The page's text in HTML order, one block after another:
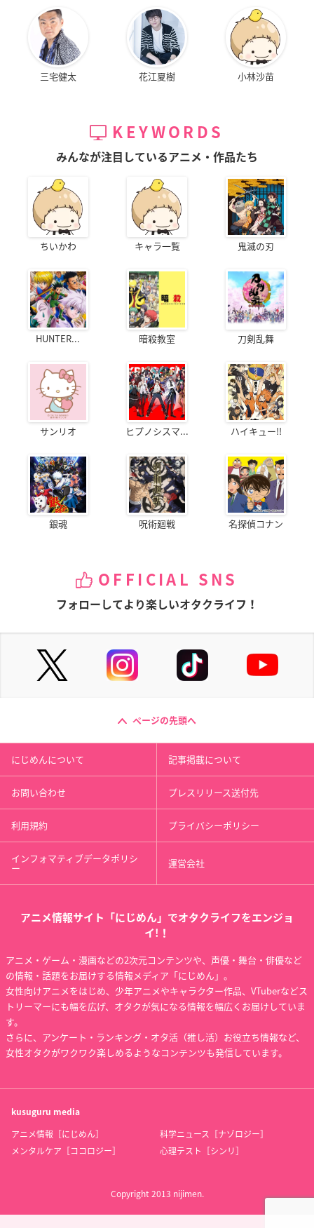
三宅健太 花江夏樹 小林沙苗
KEYWORDS
みんなが注目しているアニメ・作品たち
ちいかわ キャラ一覧 鬼滅の刃
HUNTER... 暗殺教室 刀剣乱舞
サンリオ ヒプノシスマ... ハイキュー!!
銀魂 呪術廻戦 名探偵コナン
OFFICIAL SNS
フォローしてより楽しいオタクライフ！
ページの先頭へ
にじめんについて 記事掲載について
お問い合わせ プレスリリース送付先
利用規約 プライバシーポリシー
インフォマティブデータポリシ
ー 運営会社
アニメ情報サイト「にじめん」でオタクライフをエンジョ
イ!！
アニメ・ゲーム・漫画などの2次元コンテンツや、声優・舞台・俳優など
の情報・話題をお届けする情報メディア「にじめん」。
女性向けアニメをはじめ、少年アニメやキャラクター作品、VTuberなどス
トリーマーにも幅を広げ、オタクが気になる情報を幅広くお届けしていま
す。
さらに、アンケート・ランキング・オタ活（推し活）お役立ち情報など、
女性オタクがワクワク楽しめるようなコンテンツも発信しています。
kusuguru media
アニメ情報［にじめん］
科学ニュース［ナゾロジー］
メンタルケア［ココロジー］
心理テスト［シンリ］
Copyright 2013 nijimen.